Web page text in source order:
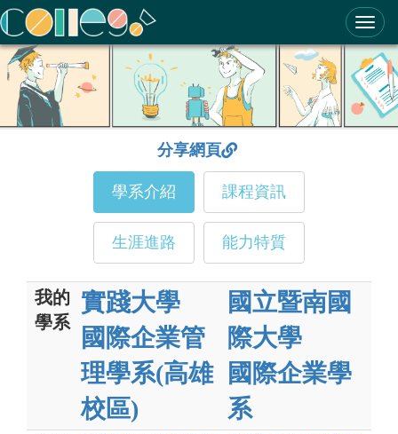
ColleGo! 大學選才與高中育才輔助系統
分享網頁
學系介紹 課程資訊
生涯進路 能力特質
我的
學系
實踐大學
國際企業管
理學系(高雄
校區)
國立暨南國
際大學
國際企業學
系